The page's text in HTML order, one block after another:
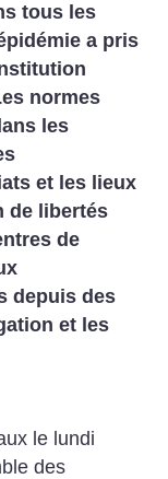
tous les
a pris
normes
les
et les lieux
de libertés
de
depuis des
et les
le lundi
des